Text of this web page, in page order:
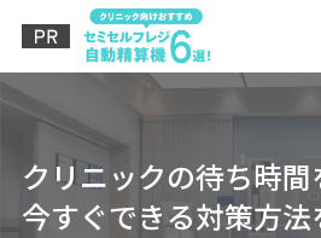
クリニックの待ち時間
今すぐできる対策方法